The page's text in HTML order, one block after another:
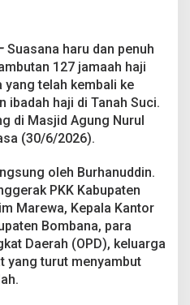
Suasana haru dan penuh
127 jamaah haji
yang telah kembali ke
ibadah haji di Tanah Suci.
di Masjid Agung Nurul
(30/6/2026).
oleh Burhanuddin.
PKK Kabupaten
Marewa, Kepala Kantor
Bombana, para
Daerah (OPD), keluarga
yang turut menyambut